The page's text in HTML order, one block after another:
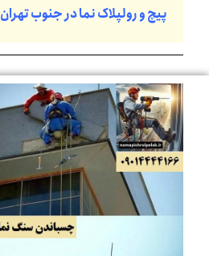
پیچ و رولپلاک نما در جنوب تهران